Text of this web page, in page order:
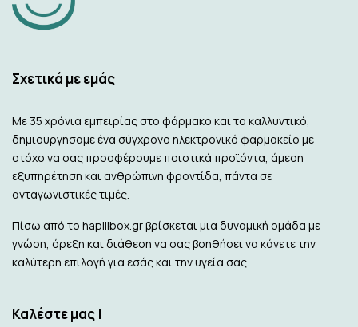
Σχετικά με εμάς
Με 35 χρόνια εμπειρίας στο φάρμακο και το καλλυντικό,
δημιουργήσαμε ένα σύγχρονο ηλεκτρονικό φαρμακείο με
στόχο να σας προσφέρουμε ποιοτικά προϊόντα, άμεση
εξυπηρέτηση και ανθρώπινη φροντίδα, πάντα σε
ανταγωνιστικές τιμές.
Πίσω από το hapillbox.gr βρίσκεται μια δυναμική ομάδα με
γνώση, όρεξη και διάθεση να σας βοηθήσει να κάνετε την
καλύτερη επιλογή για εσάς και την υγεία σας.
Καλέστε μας !